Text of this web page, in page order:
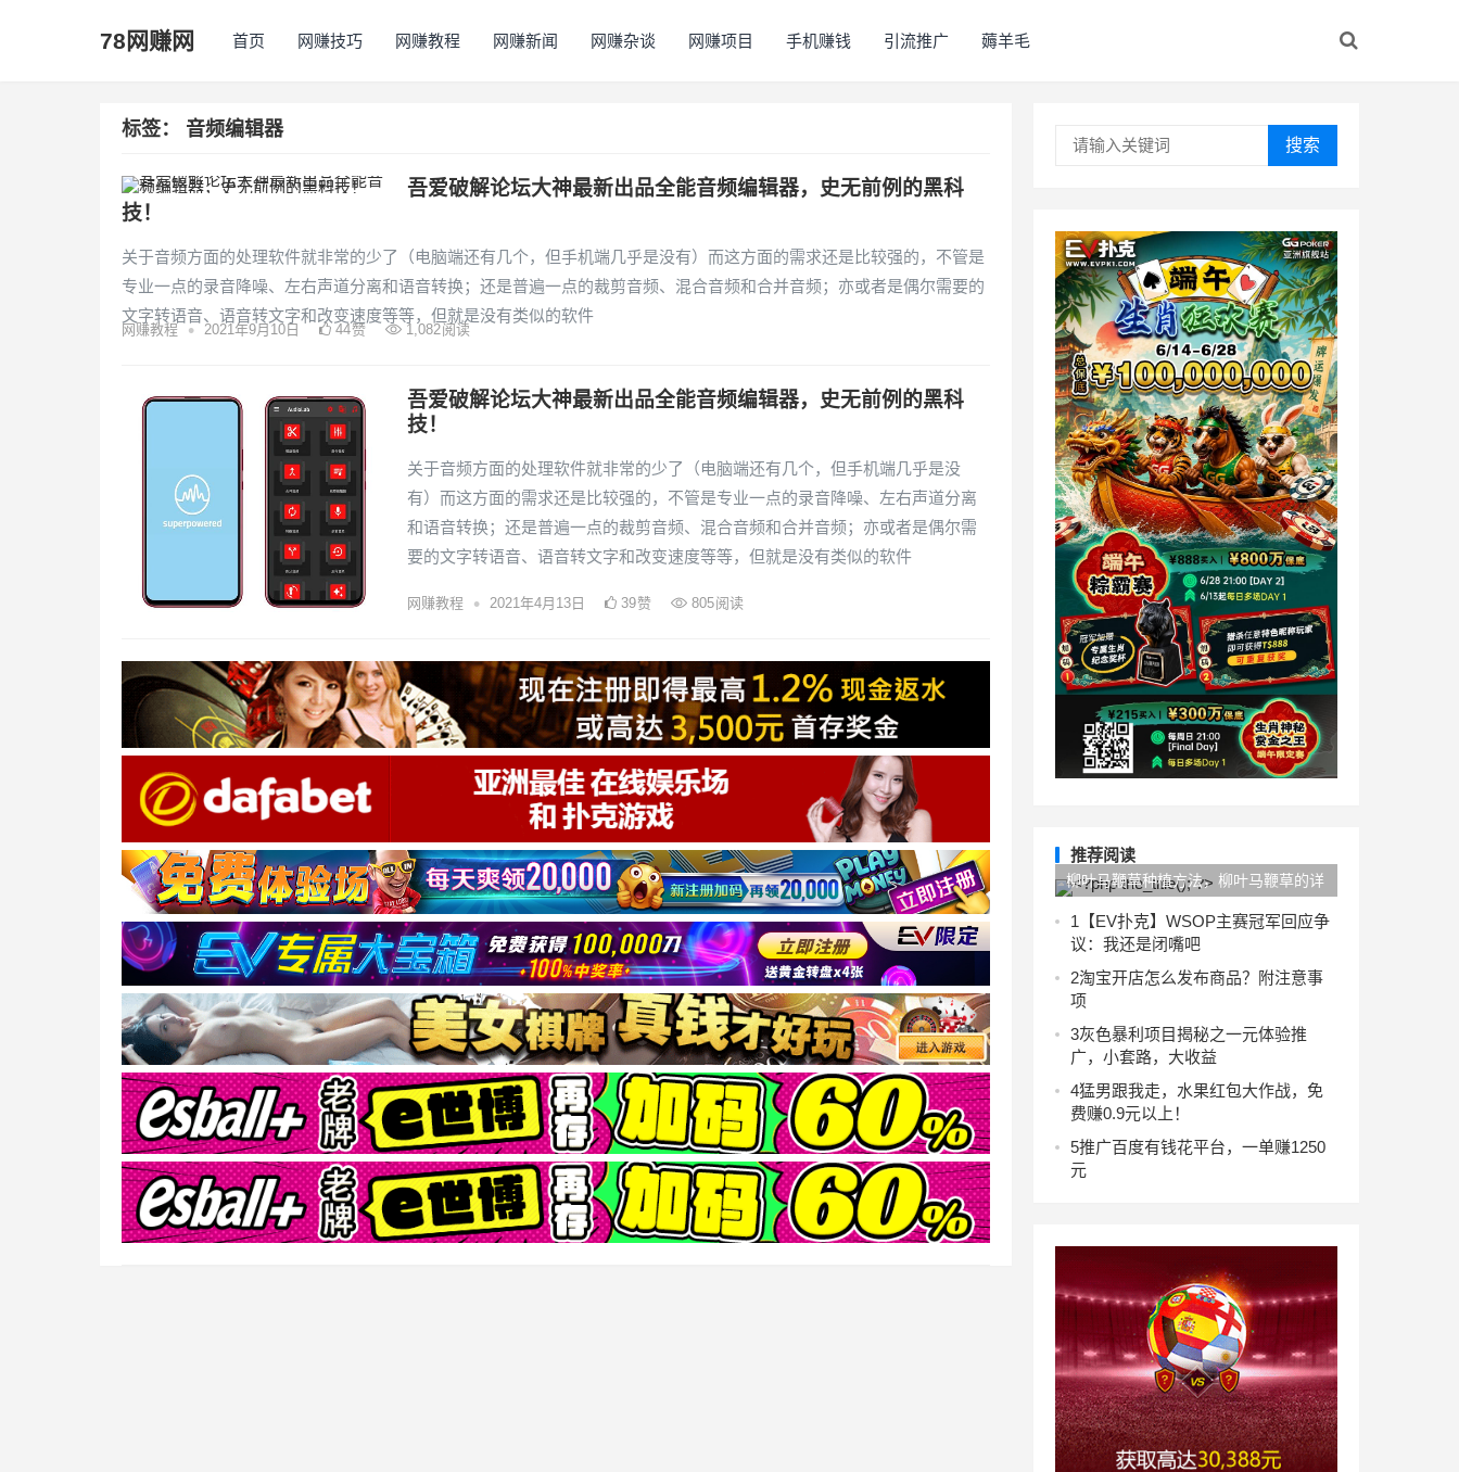
78网赚网 首页 网赚技巧 网赚教程 网赚新闻 网赚杂谈 网赚项目 手机赚钱 引流推广 薅羊毛
标签： 音频编辑器
吾爱破解论坛大神最新出品全能音频编辑器，史无前例的黑科
技！
关于音频方面的处理软件就非常的少了（电脑端还有几个，但手机端几乎是没有）而这方面的需求还是比较强的，不管是
专业一点的录音降噪、左右声道分离和语音转换；还是普遍一点的裁剪音频、混合音频和合并音频；亦或者是偶尔需要的
文字转语音、语音转文字和改变速度等等，但就是没有类似的软件
网赚教程 • 2021年9月10日 44赞 1,082阅读
吾爱破解论坛大神最新出品全能音频编辑器，史无前例的黑科
技！
关于音频方面的处理软件就非常的少了（电脑端还有几个，但手机端几乎是没
有）而这方面的需求还是比较强的，不管是专业一点的录音降噪、左右声道分离
和语音转换；还是普遍一点的裁剪音频、混合音频和合并音频；亦或者是偶尔需
要的文字转语音、语音转文字和改变速度等等，但就是没有类似的软件
网赚教程 • 2021年4月13日 39赞 805阅读
搜索
推荐阅读
柳叶马鞭草种植方法，柳叶马鞭草的详
细种植方法和水肥管理方法
1 【EV扑克】WSOP主赛冠军回应争
议：我还是闭嘴吧
2淘宝开店怎么发布商品？附注意事
项
3灰色暴利项目揭秘之一元体验推
广，小套路，大收益
4猛男跟我走，水果红包大作战，免
费赚0.9元以上！
5推广百度有钱花平台，一单赚1250
元